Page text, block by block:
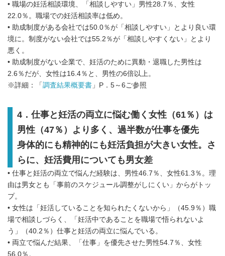
• 職場の妊活相談環境、「相談しやすい」男性28.7％、女性
22.0％。職場での妊活相談率は低め。
• 助成制度がある会社では50.0％が「相談しやすい」とより良い環
境に。制度がない会社では55.2％が「相談しやすくない」とより
悪く。
• 助成制度がない企業で、妊活のために異動・退職した男性は
2.6％だが、女性は16.4％と、男性の6倍以上。
※詳細：「 調査結果概要書 」P．5～6ご参照
4．仕事と妊活の両立に悩む働く女性（61％）は
男性（47％）より多く、過半数が仕事を優先
身体的にも精神的にも妊活負担が大きい女性。さ
らに、妊活費用についても男女差
• 仕事と妊活の両立で悩んだ経験は、男性46.7％、女性61.3％。理
由は男女とも「事前のスケジュール調整がしにくい」からがトッ
プ。
• 女性は「妊活していることを知られたくないから」（45.9％）職
場で相談しづらく、「妊活中であることを職場で悟られないよ
う」（40.2％）仕事と妊活の両立に悩んでいる。
• 両立で悩んだ結果、「仕事」を優先させた男性54.7％、女性
56.0％。